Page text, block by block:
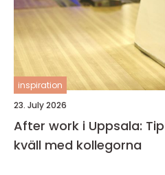
inspiration
23. July 2026
After work i Uppsala:
kväll med kollegorna